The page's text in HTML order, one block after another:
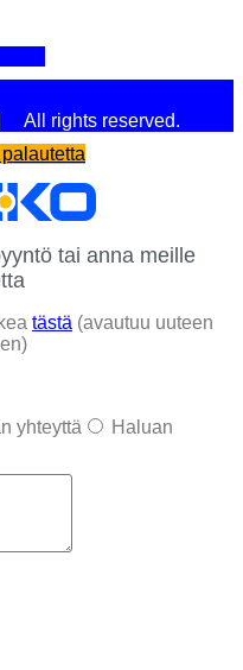
All rights reserved.
tai anna meille
tästä (avautuu uuteen
yhteyttä
Haluan